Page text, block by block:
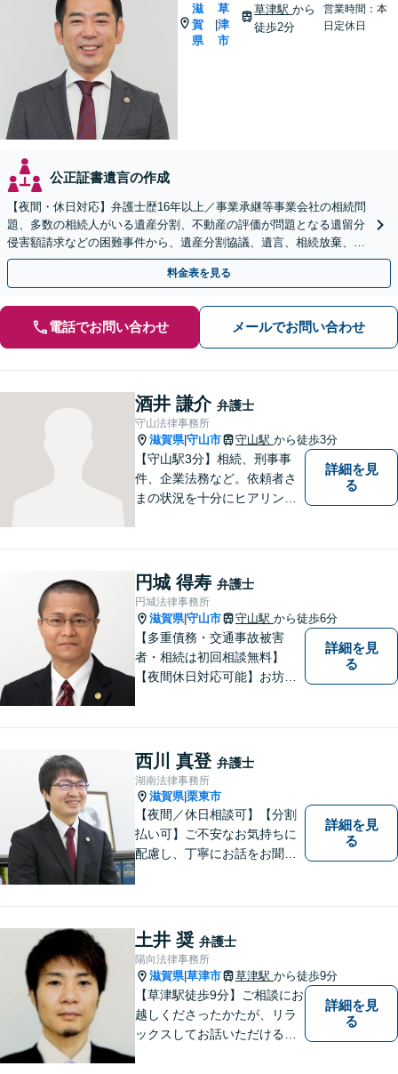
滋
賀
県
草
津
市
草津駅から
徒歩2分
営業時間：本
日定休日
公正証書遺言の作成
【夜間・休日対応】弁護士歴16年以上／事業承継等事業会社の相続問
題、多数の相続人がいる遺産分割、不動産の評価が問題となる遺留分
侵害額請求などの困難事件から、遺産分割協議、遺言、相続放棄、使
途不明金の調査まで、全般の経験豊富【JR草津駅2分】
料金表を見る
電話でお問い合わせ メールでお問い合わせ
酒井 謙介 弁護士
守山法律事務所
滋賀県|守山市 守山駅 から徒歩3分
【守山駅3分】相続、刑事事
件、企業法務など。依頼者さ
まの状況を十分にヒアリング
ます。お気軽にご相談くださ
い【隣接駐車場あり】
詳細を見
る
円城 得寿 弁護士
円城法律事務所
滋賀県|守山市 守山駅 から徒歩6分
【多重債務・交通事故被害
者・相続は初回相談無料】
【夜間休日対応可能】お坊さ
の目線で敷居が低い弁護士と
して、親身にあなたの立場に
立って、ご相談に対応いたし
ます。
詳細を見
る
西川 真登 弁護士
湖南法律事務所
滋賀県|栗東市
【夜間／休日相談可】【分割
払い可】ご不安なお気持ちに
配慮し、丁寧にお話をお聞き
い合わせください。
詳細を見
る
土井 奨 弁護士
陽向法律事務所
滋賀県|草津市 草津駅 から徒歩9分
【草津駅徒歩9分】ご相談にお
越しくださったかたが、リラ
ックスしてお話いただけるよ
詳細を見
る